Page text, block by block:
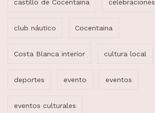
castillo de Cocentaina celebraciones
club náutico Cocentaina
Costa Blanca interior cultura local
deportes evento eventos
eventos culturales